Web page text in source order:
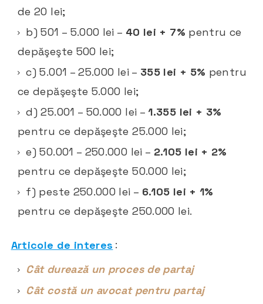
de 20 lei;
b) 501 – 5.000 lei – 40 lei + 7% pentru ce
depăşeşte 500 lei;
c) 5.001 – 25.000 lei – 355 lei + 5% pentru
ce depăşeşte 5.000 lei;
d) 25.001 – 50.000 lei –1.355 lei + 3%
pentru ce depăşeşte 25.000 lei;
e) 50.001 – 250.000 lei – 2.105 lei + 2%
pentru ce depăşeşte 50.000 lei;
f) peste 250.000 lei – 6.105 lei + 1%
pentru ce depăşeşte 250.000 lei.
Articole de interes :
Cât durează un proces de partaj
Cât costă un avocat pentru partaj